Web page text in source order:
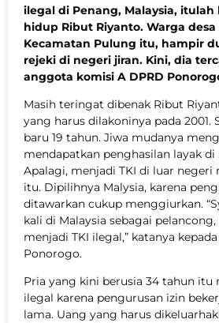
ilegal di Penang, Malaysia,
hidup Ribut Riyanto. Warga
Kecamatan Pulung itu, hampir
rejeki di negeri jiran. Kini, dia
anggota komisi A DPRD
Masih teringat dibenak Ribut
yang harus dilakoninya pada 2001.
baru 19 tahun. Jiwa mudanya
mendapatkan penghasilan layak di
Apalagi, menjadi TKI di luar negeri
itu. Dipilihnya Malysia, karena
ditawarkan cukup menggiurkan.
kali di Malaysia sebagai
menjadi TKI ilegal,” katanya
Ponorogo.
Pria yang kini berusia 34 tahun itu
ilegal karena pengurusan izin
lama. Uang yang harus